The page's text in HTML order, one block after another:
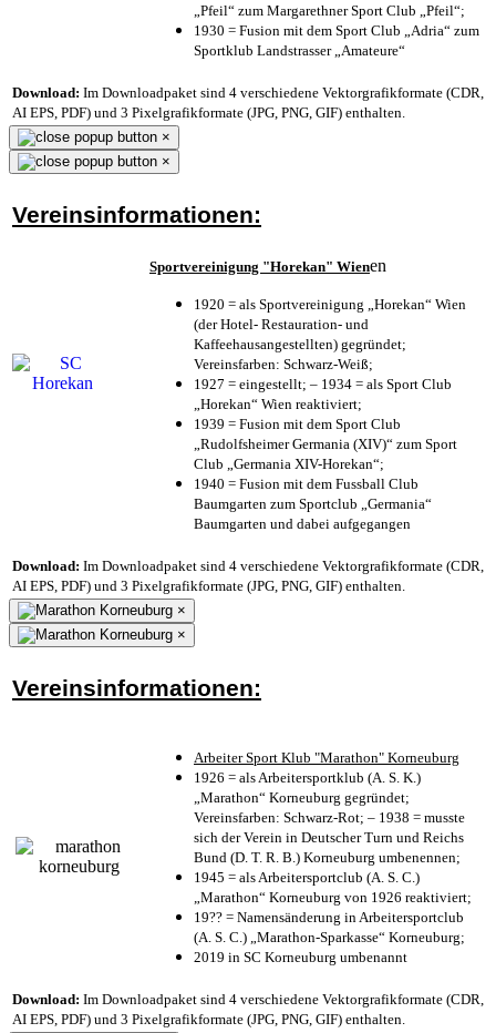
„Pfeil“ zum Margarethner Sport Club „Pfeil“;
1930 = Fusion mit dem Sport Club „Adria“ zum
Sportklub Landstrasser „Amateure“
Download: Im Downloadpaket sind 4 verschiedene Vektorgrafikformate (CDR,
AI EPS, PDF) und 3 Pixelgrafikformate (JPG, PNG, GIF) enthalten.
×
×
Vereinsinformationen:
Sportvereinigung "Horekan" Wienen
1920 = als Sportvereinigung „Horekan“ Wien
(der Hotel- Restauration- und
Kaffeehausangestellten) gegründet;
Vereinsfarben: Schwarz-Weiß;
1927 = eingestellt; – 1934 = als Sport Club
„Horekan“ Wien reaktiviert;
1939 = Fusion mit dem Sport Club
„Rudolfsheimer Germania (XIV)“ zum Sport
Club „Germania XIV-Horekan“;
1940 = Fusion mit dem Fussball Club
Baumgarten zum Sportclub „Germania“
Baumgarten und dabei aufgegangen
Download: Im Downloadpaket sind 4 verschiedene Vektorgrafikformate (CDR,
AI EPS, PDF) und 3 Pixelgrafikformate (JPG, PNG, GIF) enthalten.
×
×
Vereinsinformationen:
Arbeiter Sport Klub "Marathon" Korneuburg
1926 = als Arbeitersportklub (A. S. K.)
„Marathon“ Korneuburg gegründet;
Vereinsfarben: Schwarz-Rot; – 1938 = musste
sich der Verein in Deutscher Turn und Reichs
Bund (D. T. R. B.) Korneuburg umbenennen;
1945 = als Arbeitersportclub (A. S. C.)
„Marathon“ Korneuburg von 1926 reaktiviert;
19?? = Namensänderung in Arbeitersportclub
(A. S. C.) „Marathon-Sparkasse“ Korneuburg;
2019 in SC Korneuburg umbenannt
Download: Im Downloadpaket sind 4 verschiedene Vektorgrafikformate (CDR,
AI EPS, PDF) und 3 Pixelgrafikformate (JPG, PNG, GIF) enthalten.